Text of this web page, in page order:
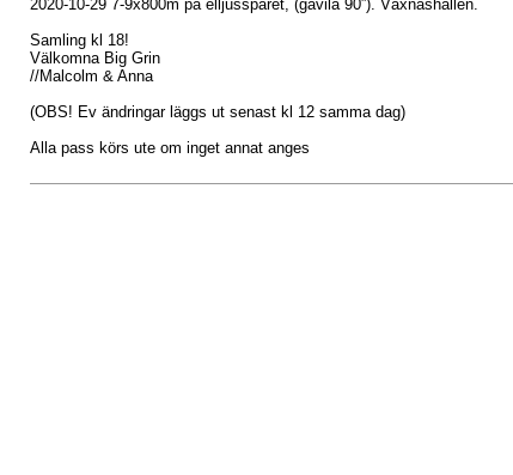
2020-10-29 7-9x800m på elljusspåret, (gåvila 90”). Våxnäshallen.
Samling kl 18!
Välkomna Big Grin
//Malcolm & Anna
(OBS! Ev ändringar läggs ut senast kl 12 samma dag)
Alla pass körs ute om inget annat anges